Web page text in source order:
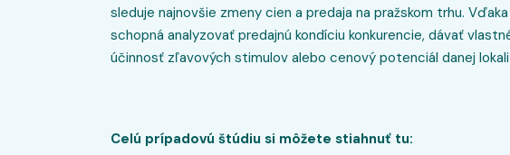
sleduje najnovšie zmeny cien a predaja na pražskom trhu.
schopná analyzovať predajnú kondíciu konkurencie, dávať
účinnosť zľavových stimulov alebo cenový potenciál danej
Celú prípadovú štúdiu si môžete stiahnuť tu: